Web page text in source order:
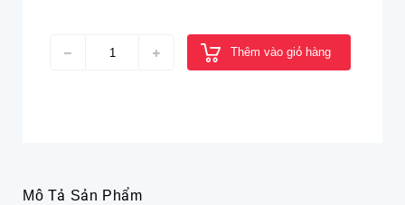
Thêm vào giỏ hàng
Mô Tả Sản Phẩm